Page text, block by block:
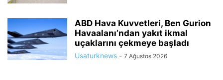
ABD Hava Kuvvetleri, Ben Gurion
Havaalanı’ndan yakıt ikmal
uçaklarını çekmeye başladı
Usaturknews - 7 Ağustos 2026